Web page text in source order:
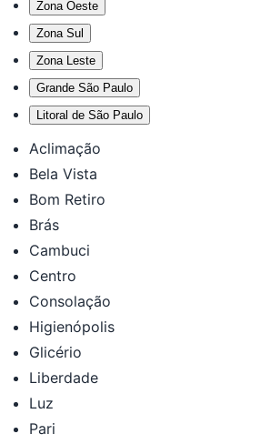
Zona Oeste
Zona Sul
Zona Leste
Grande São Paulo
Litoral de São Paulo
Aclimação
Bela Vista
Bom Retiro
Brás
Cambuci
Centro
Consolação
Higienópolis
Glicério
Liberdade
Luz
Pari